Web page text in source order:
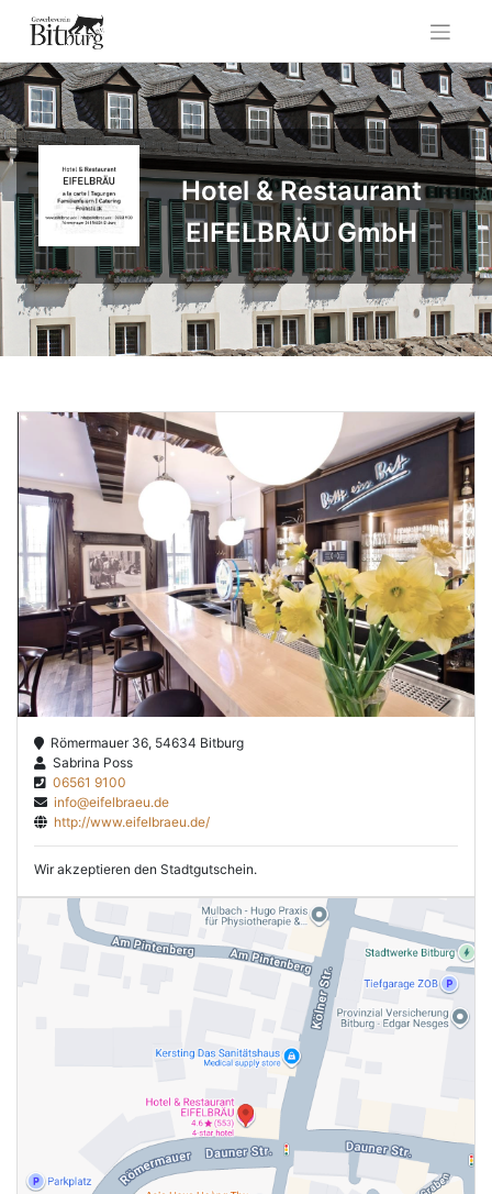
content
Hotel & Restaurant
EIFELBRÄU GmbH
Römermauer 36, 54634 Bitburg
Sabrina Poss
06561 9100
info@eifelbraeu.de
http://www.eifelbraeu.de/
Wir akzeptieren den Stadtgutschein.